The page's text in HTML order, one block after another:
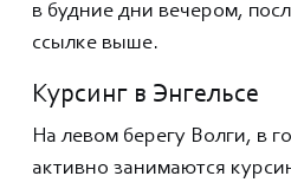
в будние дни вечером,
ссылке выше.
Курсинг в Энгельсе
На левом берегу Волги, в
активно занимаются